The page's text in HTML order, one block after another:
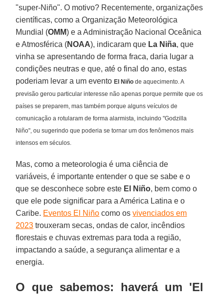
"super-Niño". O motivo? Recentemente, organizações
científicas, como a Organização Meteorológica
Mundial (OMM) e a Administração Nacional Oceânica
e Atmosférica (NOAA), indicaram que La Niña, que
vinha se apresentando de forma fraca, daria lugar a
condições neutras e que, até o final do ano, estas
poderiam levar a um eventoEl Niño de aquecimento. A
previsão gerou particular interesse não apenas porque permite que os
países se preparem, mas também porque alguns veículos de
comunicação a rotularam de forma alarmista, incluindo "Godzilla
Niño", ou sugerindo que poderia se tornar um dos fenômenos mais
intensos em séculos.
Mas, como a meteorologia é uma ciência de
variáveis, é importante entender o que se sabe e o
que se desconhece sobre este El Niño, bem como o
que ele pode significar para a América Latina e o
Caribe. Eventos El Niño como osvivenciados em
2023 trouxeram secas, ondas de calor, incêndios
florestais e chuvas extremas para toda a região,
impactando a saúde, a segurança alimentar e a
energia.
O que sabemos: haverá um 'El